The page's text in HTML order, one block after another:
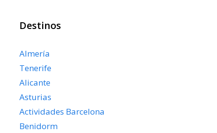
Destinos
Almería
Tenerife
Alicante
Asturias
Actividades Barcelona
Benidorm